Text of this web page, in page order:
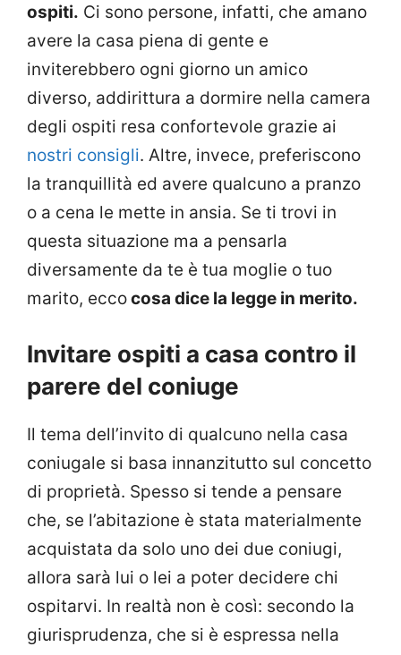
ospiti. Ci sono persone, infatti, che amano
avere la casa piena di gente e
inviterebbero ogni giorno un amico
diverso, addirittura a dormire nella camera
degli ospiti resa confortevole grazie ai
nostri consigli. Altre, invece, preferiscono
la tranquillità ed avere qualcuno a pranzo
o a cena le mette in ansia. Se ti trovi in
questa situazione ma a pensarla
diversamente da te è tua moglie o tuo
marito, eccocosa dice la legge in merito.
Invitare ospiti a casa contro il
parere del coniuge
Il tema dell’invito di qualcuno nella casa
coniugale si basa innanzitutto sul concetto
di proprietà. Spesso si tende a pensare
che, se l’abitazione è stata materialmente
acquistata da solo uno dei due coniugi,
allora sarà lui o lei a poter decidere chi
ospitarvi. In realtà non è così: secondo la
giurisprudenza, che si è espressa nella